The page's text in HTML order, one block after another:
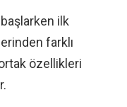
ilk
farklı
özellikleri